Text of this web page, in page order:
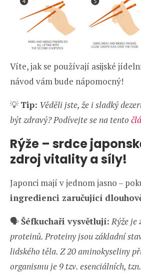
Víte, jak se používají asijské
návod vám bude nápomocný!
💡 Tip: Věděli jste, že i sladký
být zdravý? Podívejte se na tento
Rýže – srdce
zdroj vitality a síly!
Japonci mají v jednom jasno –
ingredienci zaručující
🗣️Šéfkuchaři vysvětlují: Rýže
proteinů. Proteiny jsou základní
lidského těla. Z 20 aminokyseliny
organismu je 9 tzv. esenciálních,